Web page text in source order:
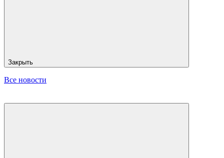
Закрыть
Все новости